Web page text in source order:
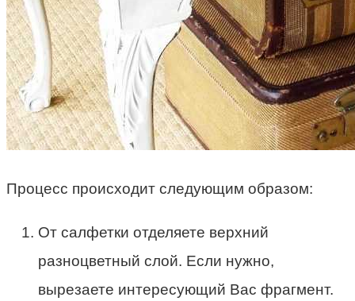
Процесс происходит следующим образом:
От салфетки отделяете верхний
разноцветный слой. Если нужно,
вырезаете интересующий Вас фрагмент.